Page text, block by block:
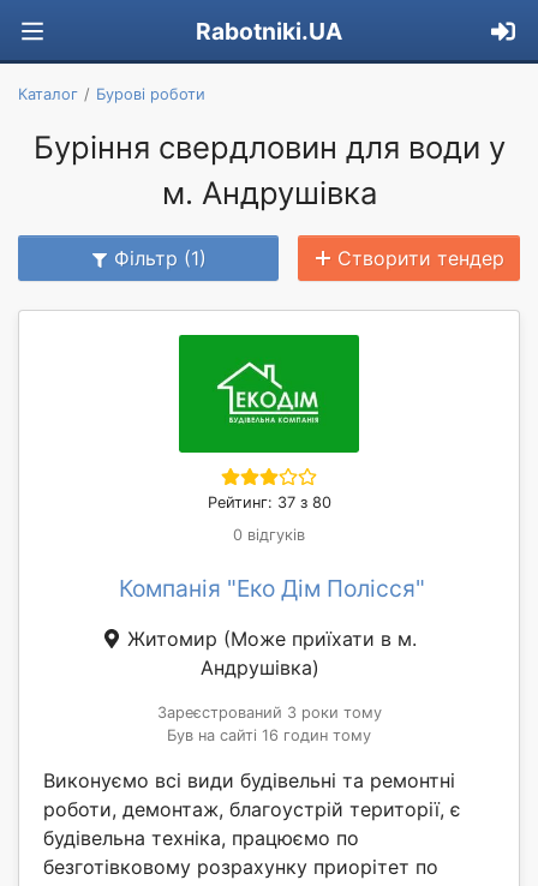
Rabotniki.UA
Каталог Бурові роботи
Буріння свердловин для води у
м. Андрушівка
Фільтр (1) Створити тендер
Рейтинг: 37 з 80
0 відгуків
Компанія "Еко Дім Полісся"
Житомир (Може приїхати в м.
Андрушівка)
Зареєстрований 3 роки тому
Був на сайті 16 годин тому
Виконуємо всі види будівельні та ремонтні
роботи, демонтаж, благоустрій території, є
будівельна техніка, працюємо по
безготівковому розрахунку приорітет по